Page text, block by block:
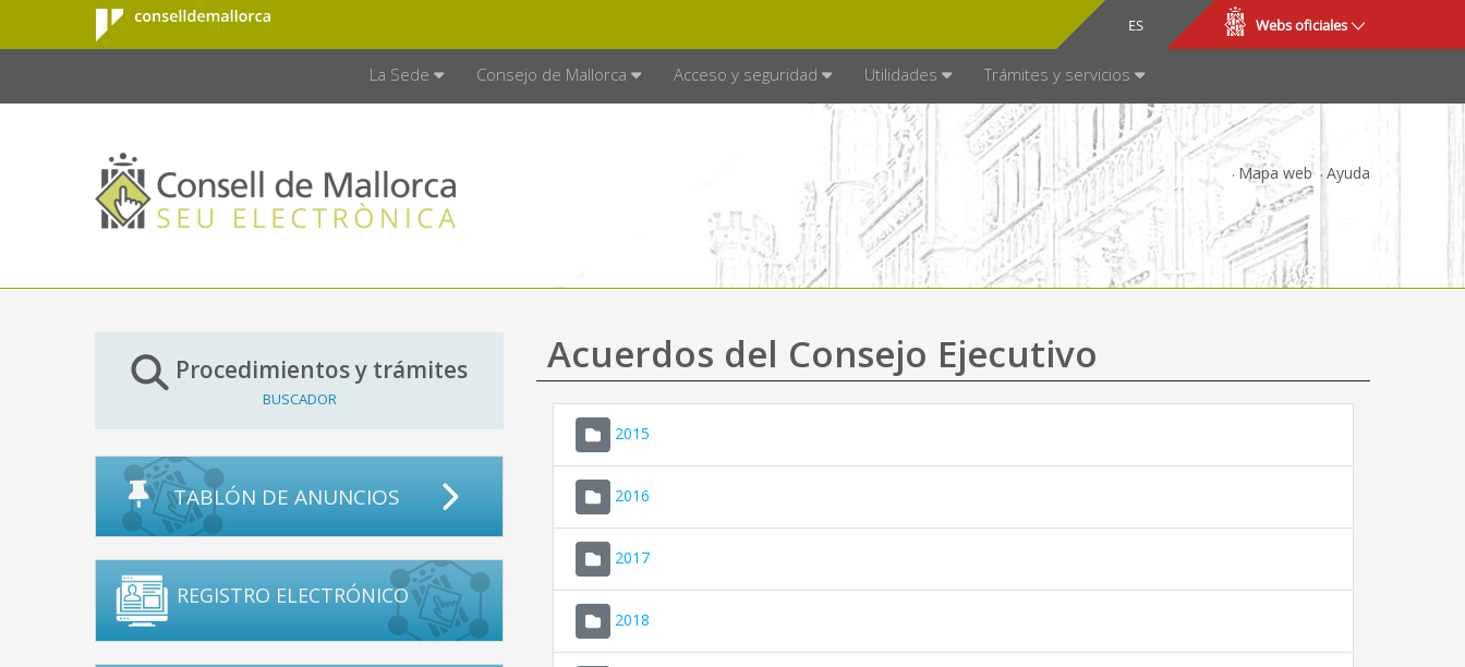
Saltar al contenido principal
Consell de
Mallorca
ES
CA Webs oficiales
La Sede Consejo de Mallorca Acceso y seguridad Utilidades Trámites y servicios
Mapa web Ayuda
Procedimientos y trámites
BUSCADOR
TABLÓN DE ANUNCIOS
REGISTRO ELECTRÓNICO
Acuerdos del Consejo Ejecutivo
2015
2016
2017
2018